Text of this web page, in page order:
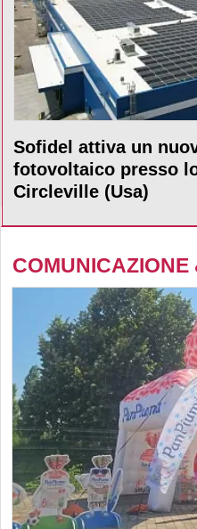
Sofidel attiva un
fotovoltaico presso
Circleville (Usa)